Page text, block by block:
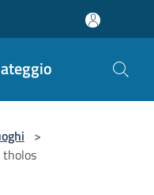
>
tholos